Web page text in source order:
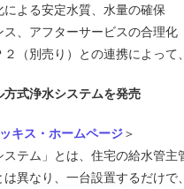
による安定水質、水量の確保
ス、アフターサービスの合理化
（別売り）との連携によっ
方式浄水システムを発売
キス・ホームページ＞
ステム」とは、住宅の給水管
異なり、一台設置するだけ